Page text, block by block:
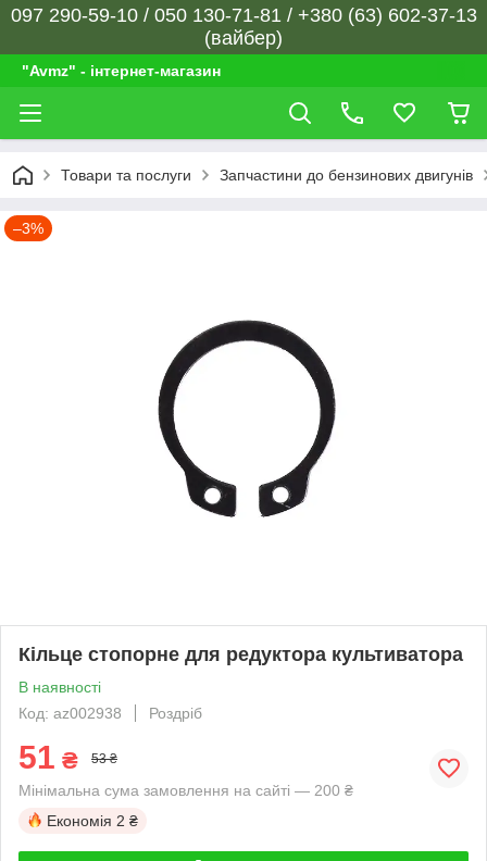
097 290-59-10 / 050 130-71-81 / +380 (63) 602-37-13
(вайбер)
"Avmz" - інтернет-магазин
Товари та послуги Запчастини до бензинових двигунів
–3%
Кільце стопорне для редуктора культиватора
В наявності
Код: az002938
Роздріб
51 ₴ 53 ₴
Мінімальна сума замовлення на сайті — 200 ₴
Економія 2 ₴